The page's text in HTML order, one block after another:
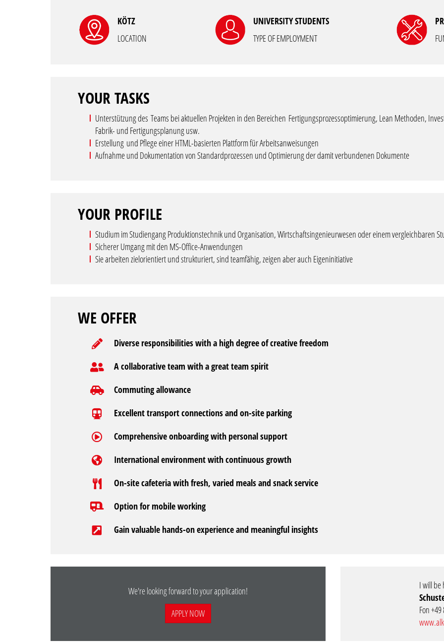
KÖTZ
LOCATION
UNIVERSITY STUDENTS
TYPE OF EMPLOYMENT
YOUR TASKS
Unterstützung des Teams bei aktuellen Projekten in den Bereichen Fertigungsprozessoptimierung, Lean Methoden,
Fabrik- und Fertigungsplanung usw.
Erstellung und Pflege einer HTML-basierten Plattform für Arbeitsanweisungen
Aufnahme und Dokumentation von Standardprozessen und Optimierung der damit verbundenen Dokumente
YOUR PROFILE
Studium im Studiengang Produktionstechnik und Organisation, Wirtschaftsingenieurwesen oder einem vergleichbaren
Sicherer Umgang mit den MS-Office-Anwendungen
Sie arbeiten zielorientiert und strukturiert, sind teamfähig, zeigen aber auch Eigeninitiative
WE OFFER
Diverse responsibilities with a high degree of creative freedom
A collaborative team with a great team spirit
Commuting allowance
Excellent transport connections and on-site parking
Comprehensive onboarding with personal support
International environment with continuous growth
On-site cafeteria with fresh, varied meals and snack service
Option for mobile working
Gain valuable hands-on experience and meaningful insights
We're looking forward to your application!
APPLY NOW
I will be
Fon